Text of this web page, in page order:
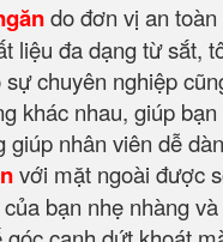
do đơn vị an
liệu đa dạng từ sắt,
chuyên nghiệp
khác nhau, giúp
giúp nhân viên dễ
với mặt ngoài được
bạn nhẹ nhàng